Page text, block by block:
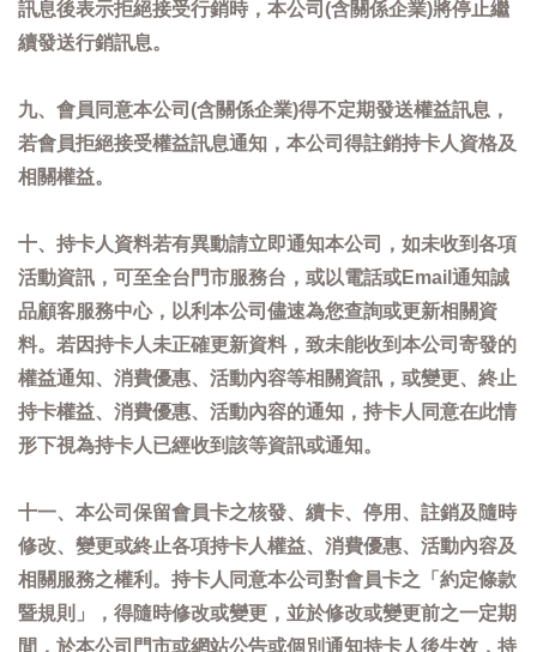
訊息後表示拒絕接受行銷時，本公司(含關係企業)將停止繼
續發送行銷訊息。
九、會員同意本公司(含關係企業)得不定期發送權益訊息，
若會員拒絕接受權益訊息通知，本公司得註銷持卡人資格及
相關權益。
十、持卡人資料若有異動請立即通知本公司，如未收到各項
活動資訊，可至全台門市服務台，或以電話或Email通知誠
品顧客服務中心，以利本公司儘速為您查詢或更新相關資
料。若因持卡人未正確更新資料，致未能收到本公司寄發的
權益通知、消費優惠、活動內容等相關資訊，或變更、終止
持卡權益、消費優惠、活動內容的通知，持卡人同意在此情
形下視為持卡人已經收到該等資訊或通知。
十一、本公司保留會員卡之核發、續卡、停用、註銷及隨時
修改、變更或終止各項持卡人權益、消費優惠、活動內容及
相關服務之權利。持卡人同意本公司對會員卡之「約定條款
暨規則」，得隨時修改或變更，並於修改或變更前之一定期
間，於本公司門市或網站公告或個別通知持卡人後生效，持